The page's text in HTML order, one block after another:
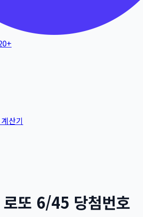
산기
로또 6/45 당첨번호